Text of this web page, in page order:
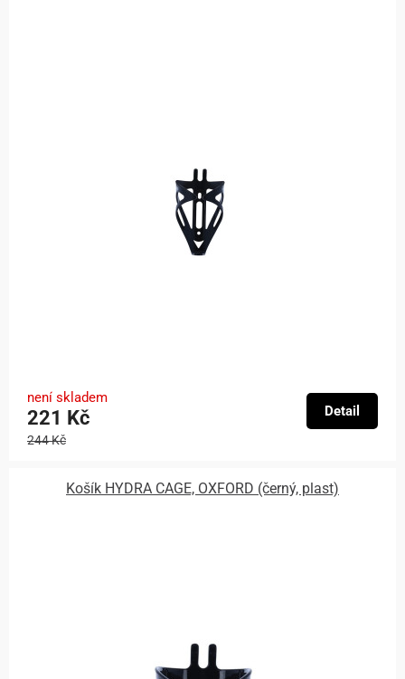
není skladem
221 Kč
244 Kč
Detail
Košík HYDRA CAGE, OXFORD (černý, plast)